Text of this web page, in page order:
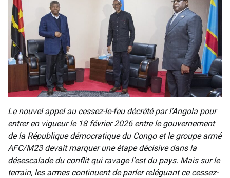
Le nouvel appel au cessez-le-feu décrété par l’Angola pour
entrer en vigueur le 18 février 2026 entre le gouvernement
de la République démocratique du Congo et le groupe armé
AFC/M23 devait marquer une étape décisive dans la
désescalade du conflit qui ravage l’est du pays. Mais sur le
terrain, les armes continuent de parler reléguant ce cessez-